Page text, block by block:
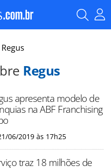
Regus
apresenta modelo de
na ABF Franchising
06/2019 às 17h25
traz 18 milhões de